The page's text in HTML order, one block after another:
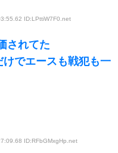
ID:LPttiW7F0.net
されてた
でエースも戦犯も一
ID:RFbGMxgHp .net